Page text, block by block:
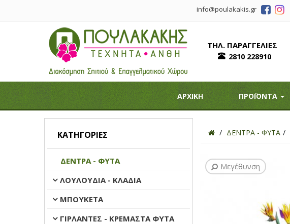
info@poulakakis.gr
ΤΗΛ. ΠΑΡΑΓΓΕΛΙΕΣ
2810 228910
ΑΡΧΙΚΗ ΠΡΟΪΟΝΤΑ
ΚΑΤΗΓΟΡΊΕΣ
ΔΕΝΤΡΑ - ΦΥΤΑ
ΛΟΥΛΟΥΔΙΑ - ΚΛΑΔΙΑ
ΜΠΟΥΚΕΤΑ
ΓΙΡΛΑΝΤΕΣ - ΚΡΕΜΑΣΤΑ ΦΥΤΑ
ΔΕΝΤΡΑ - ΦΥΤΑ
Μεγέθυνση